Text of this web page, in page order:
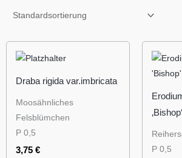
Draba rigida var.imbricata
Moosähnliches
Felsblümchen
P 0,5
3,75 €
‚Bishop‘
P 0,5